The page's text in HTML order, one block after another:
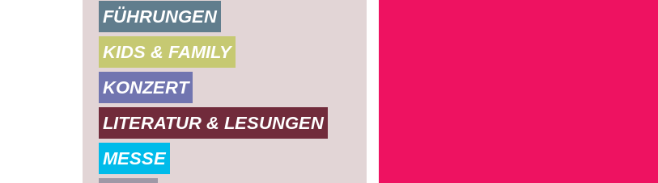
FÜHRUNGEN
KIDS & FAMILY
KONZERT
LITERATUR & LESUNGEN
MESSE